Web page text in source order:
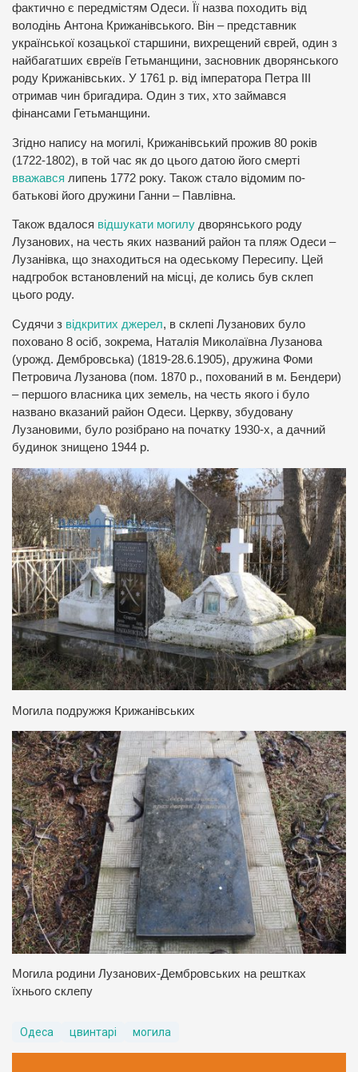
фактично є передмістям Одеси. Її назва походить від
володінь Антона Крижанівського. Він – представник
української козацької старшини, вихрещений єврей, один з
найбагатших євреїв Гетьманщини, засновник дворянського
роду Крижанівських. У 1761 р. від імператора Петра ІІІ
отримав чин бригадира. Один з тих, хто займався
фінансами Гетьманщини.
Згідно напису на могилі, Крижанівський прожив 80 років
(1722-1802), в той час як до цього датою його смерті
вважався липень 1772 року. Також стало відомим по-
батькові його дружини Ганни – Павлівна.
Також вдалося відшукати могилу дворянського роду
Лузанових, на честь яких названий район та пляж Одеси –
Лузанівка, що знаходиться на одеському Пересипу. Цей
надгробок встановлений на місці, де колись був склеп
цього роду.
Судячи з відкритих джерел, в склепі Лузанових було
поховано 8 осіб, зокрема, Наталія Миколаївна Лузанова
(урожд. Дембровська) (1819-28.6.1905), дружина Фоми
Петровича Лузанова (пом. 1870 р., похований в м. Бендери)
– першого власника цих земель, на честь якого і було
названо вказаний район Одеси. Церкву, збудовану
Лузановими, було розібрано на початку 1930-х, а дачний
будинок знищено 1944 р.
Могила подружжя Крижанівських
Могила родини Лузанових-Дембровських на рештках
їхнього склепу
Одеса цвинтарі могила